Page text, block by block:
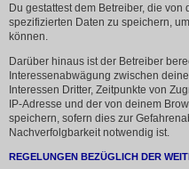
Du gestattest dem Betreiber, die
spezifizierten Daten zu speichern,
können.
Darüber hinaus ist der Betreiber
Interessenabwägung zwischen
Interessen Dritter, Zeitpunkte von
IP-Adresse und der von deinem
speichern, sofern dies zur
Nachverfolgbarkeit notwendig ist.
REGELUNGEN BEZÜGLICH DER